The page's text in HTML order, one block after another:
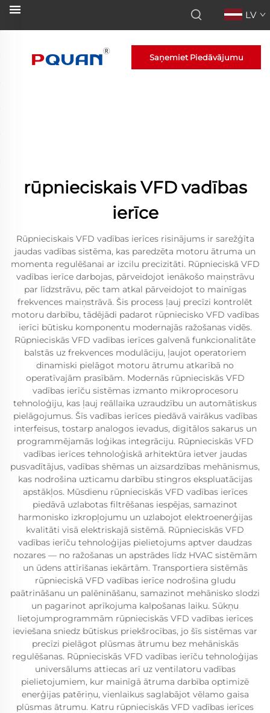
LV
Saņemiet Piedāvājumu
rūpnieciskais VFD vadības
ierīce
Rūpnieciskais VFD vadības ierīces risinājums ir sarežģīta
jaudas vadības sistēma, kas paredzēta motoru ātruma un
momenta regulēšanai ar izcilu precizitāti. Rūpnieciskā VFD
vadības ierīce darbojas, pārveidojot ienākošo maiņstrāvu
par līdzstrāvu, pēc tam atkal pārveidojot to mainīgas
frekvences maiņstrāvā. Šis process ļauj precīzi kontrolēt
motoru darbību, tādējādi padarot rūpniecisko VFD vadības
ierīci būtisku komponentu modernajās ražošanas vidēs.
Rūpnieciskās VFD vadības ierīces galvenā funkcionalitāte
balstās uz frekvences modulāciju, ļaujot operatoriem
dinamiski pielāgot motoru ātrumu atkarībā no
operatīvajām prasībām. Modernās rūpnieciskās VFD
vadības ierīču sistēmas izmanto mikroprocesoru
tehnoloģiju, kas ļauj reāllaika uzraudzību un automātiskus
pielāgojumus. Šīs vadības ierīces piedāvā vairākus vadības
interfeisus, tostarp analogos ievadus, digitālos sakarus un
programmējamās loģikas integrāciju. Rūpnieciskās VFD
vadības ierīces tehnoloģiskā arhitektūra ietver jaudas
pusvadītājus, vadības shēmas un aizsardzības mehānismus,
kas nodrošina uzticamu darbību stingros ekspluatācijas
apstākļos. Mūsdienu rūpnieciskās VFD vadības ierīces
piedāvā uzlabotas filtrēšanas iespējas, samazinot
harmonisko izkropļojumu un uzlabojot elektroenerģijas
kvalitāti visā elektriskajā sistēmā. Rūpnieciskās VFD
vadības ierīču tehnoloģijas pielietojums aptver daudzas
nozares — no ražošanas un apstrādes līdz HVAC sistēmām
un ūdens attīrīšanas iekārtām. Transportiera sistēmās
rūpnieciskā VFD vadības ierīce nodrošina gludu
paātrināšanu un palēnināšanu, samazinot mehānisko slodzi
un pagarinot aprīkojuma kalpošanas laiku. Sūkņu
lietojumprogrammām rūpnieciskās VFD vadības ierīces
ieviešana sniedz būtiskus priekšrocības, jo šīs sistēmas var
precīzi pielāgot plūsmas ātrumu bez mehāniskās
regulēšanas. Rūpnieciskās VFD vadības ierīču tehnoloģijas
universālums attiecas arī uz ventilatoru vadības
pielietojumiem, kur mainīgā ātruma darbība optimizē
enerģijas patēriņu, vienlaikus saglabājot vēlamo gaisa
plūsmas ātrumu. Katru rūpnieciskās VFD vadības ierīces